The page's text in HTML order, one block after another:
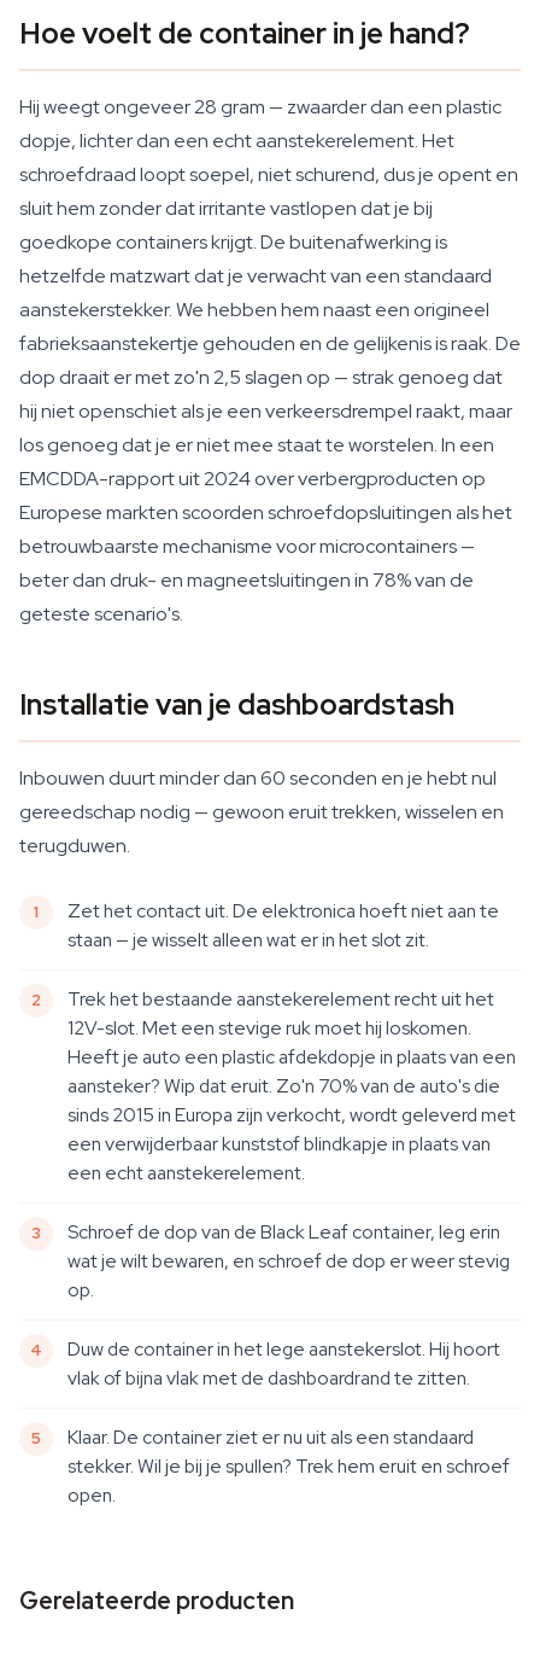
Hoe voelt de container in je hand?
Hij weegt ongeveer 28 gram — zwaarder dan een plastic
dopje, lichter dan een echt aanstekerelement. Het
schroefdraad loopt soepel, niet schurend, dus je opent en
sluit hem zonder dat irritante vastlopen dat je bij
goedkope containers krijgt. De buitenafwerking is
hetzelfde matzwart dat je verwacht van een standaard
aanstekerstekker. We hebben hem naast een origineel
fabrieksaanstekertje gehouden en de gelijkenis is raak. De
dop draait er met zo'n 2,5 slagen op — strak genoeg dat
hij niet openschiet als je een verkeersdrempel raakt, maar
los genoeg dat je er niet mee staat te worstelen. In een
EMCDDA-rapport uit 2024 over verbergproducten op
Europese markten scoorden schroefdopsluitingen als het
betrouwbaarste mechanisme voor microcontainers —
beter dan druk- en magneetsluitingen in 78% van de
geteste scenario's.
Installatie van je dashboardstash
Inbouwen duurt minder dan 60 seconden en je hebt nul
gereedschap nodig — gewoon eruit trekken, wisselen en
terugduwen.
Zet het contact uit. De elektronica hoeft niet aan te
staan — je wisselt alleen wat er in het slot zit.
Trek het bestaande aanstekerelement recht uit het
12V-slot. Met een stevige ruk moet hij loskomen.
Heeft je auto een plastic afdekdopje in plaats van een
aansteker? Wip dat eruit. Zo'n 70% van de auto's die
sinds 2015 in Europa zijn verkocht, wordt geleverd met
een verwijderbaar kunststof blindkapje in plaats van
een echt aanstekerelement.
Schroef de dop van de Black Leaf container, leg erin
wat je wilt bewaren, en schroef de dop er weer stevig
op.
Duw de container in het lege aanstekerslot. Hij hoort
vlak of bijna vlak met de dashboardrand te zitten.
Klaar. De container ziet er nu uit als een standaard
stekker. Wil je bij je spullen? Trek hem eruit en schroef
open.
Gerelateerde producten